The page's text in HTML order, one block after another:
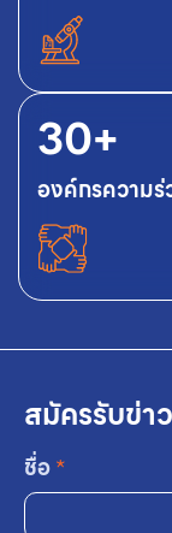
30+
องค์กรความ
สมัครรับข่า
ชื่อ*